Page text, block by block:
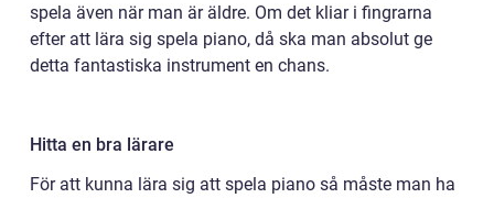
spela även när man är äldre. Om det kliar i fingrarna
efter att lära sig spela piano, då ska man absolut ge
detta fantastiska instrument en chans.
Hitta en bra lärare
För att kunna lära sig att spela piano så måste man ha